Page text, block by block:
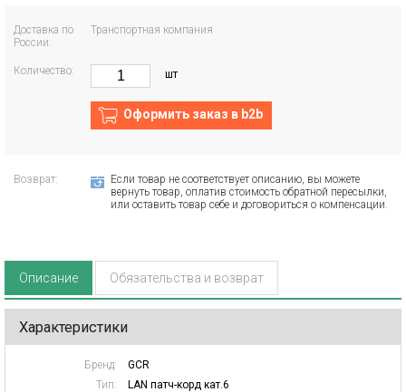
Доставка по
России:
Транспортная компания
Количество: шт
Оформить заказ в b2b
Возврат:
Если товар не соответствует описанию, вы можете
вернуть товар, оплатив стоимость обратной пересылки,
или оставить товар себе и договориться о компенсации.
Описание Обязательства и возврат
Характеристики
Бренд:
GCR
Тип:
LAN патч-корд кат.6